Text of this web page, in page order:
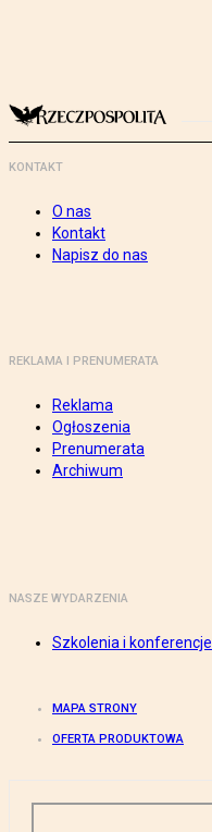
KONTAKT
O nas
Kontakt
Napisz do nas
REKLAMA I PRENUMERATA
Reklama
Ogłoszenia
Prenumerata
Archiwum
NASZE WYDARZENIA
Szkolenia i konferencje
MAPA STRONY
OFERTA PRODUKTOWA